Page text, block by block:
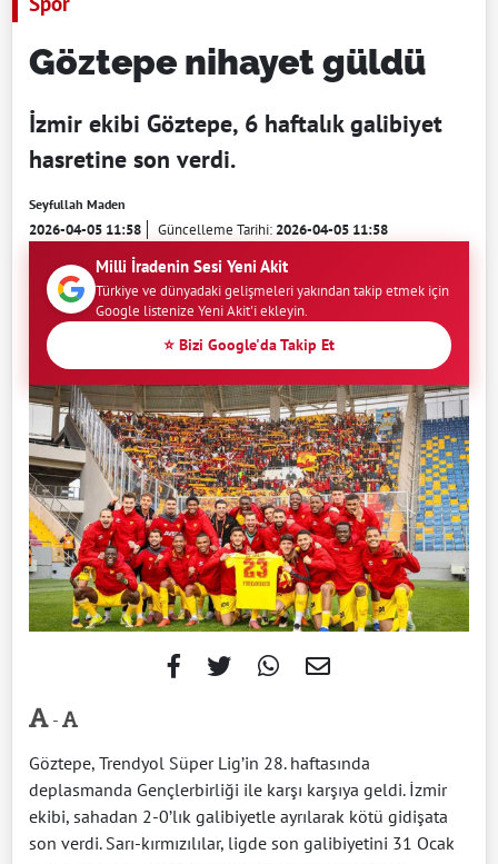
Göztepe nihayet güldü
İzmir ekibi Göztepe, 6 haftalık galibiyet
hasretine son verdi.
Seyfullah Maden
2026-04-05 11:58 Güncelleme Tarihi:2026-04-05 11:58
Milli İradenin Sesi Yeni Akit
Türkiye ve dünyadaki gelişmeleri yakından takip etmek için
Google listenize Yeni Akit'i ekleyin.
⭐ Bizi Google'da Takip Et
-
Göztepe, Trendyol Süper Lig’in 28. haftasında
deplasmanda Gençlerbirliği ile karşı karşıya geldi. İzmir
ekibi, sahadan 2-0’lık galibiyetle ayrılarak kötü gidişata
son verdi. Sarı-kırmızılılar, ligde son galibiyetini 31 Ocak